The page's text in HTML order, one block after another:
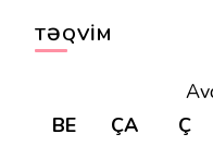
TƏQVIM
BE
ÇA Ç